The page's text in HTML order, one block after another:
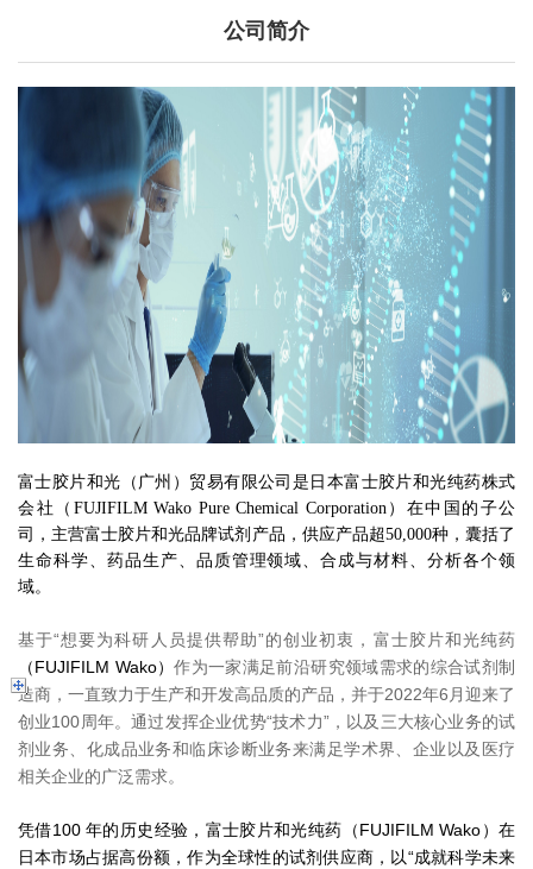
公司简介
富士胶片和光（广州）贸易有限公司是日本富士胶片和光纯药株式
会社（FUJIFILM Wako Pure Chemical Corporation）在中国的子公
司，主营富士胶片和光品牌试剂产品，供应产品超50,000种，囊括了
生命科学、药品生产、品质管理领域、合成与材料、分析各个领
域。
基于“想要为科研人员提供帮助”的创业初衷，富士胶片和光纯药
（FUJIFILM Wako）作为一家满足前沿研究领域需求的综合试剂制
造商，一直致力于生产和开发高品质的产品，并于2022年6月迎来了
创业100周年。通过发挥企业优势“技术力”，以及三大核心业务的试
剂业务、化成品业务和临床诊断业务来满足学术界、企业以及医疗
相关企业的广泛需求。
凭借100 年的历史经验，富士胶片和光纯药（FUJIFILM Wako）在
日本市场占据高份额，作为全球性的试剂供应商，以“成就科学未来